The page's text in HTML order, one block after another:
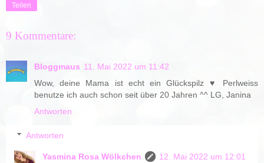
Teilen
9 Kommentare:
Bloggmaus 11. Mai 2022 um 11:42
Wow, deine Mama ist echt ein Glückspilz ♥ Perlweiss
benutze ich auch schon seit über 20 Jahren ^^ LG, Janina
Antworten
Antworten
Yasmina Rosa Wölkchen
12. Mai 2022 um 12:01